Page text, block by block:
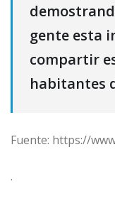
gente esta
compartir
habitantes
Fuente: https://
.